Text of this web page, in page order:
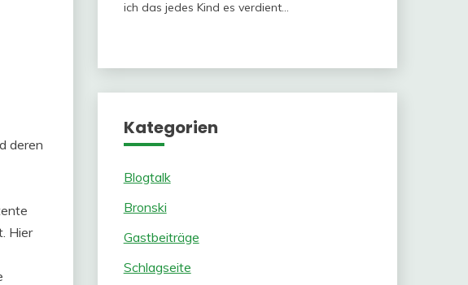
deren
Hier
ich das jedes Kind es verdient…
Kategorien
Blogtalk
Bronski
Gastbeiträge
Schlagseite